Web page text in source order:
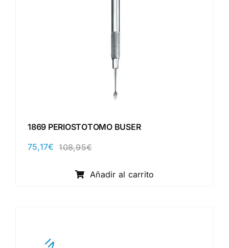
1869 PERIOSTOTOMO BUSER
108,95€El
original
era:
75,17€
El
actual
es:
Añadir al carrito